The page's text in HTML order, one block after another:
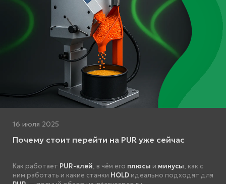
16 июля 2025
Почему стоит перейти на PUR уже сейчас
Как работает PUR-клей, в чём его плюсы и минусы, как с
ним работать и какие станки HOLD идеально подходят для